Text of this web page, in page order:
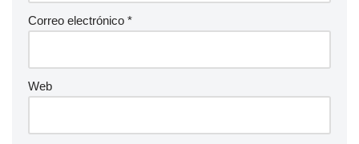
Correo electrónico *
Web